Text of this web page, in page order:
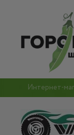
Интернет-